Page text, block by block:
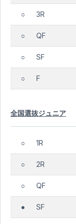
○ 3R
○ QF
○ SF
○ F
全国選抜ジュニア
○ 1R
○ 2R
○ QF
● SF